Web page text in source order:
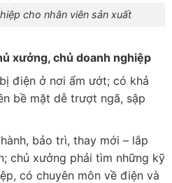
cho nhân viên sản xuất
xưởng, chủ doanh nghiệp
điện ở nơi ẩm ướt; có khả
bề mặt dễ trượt ngã, sập
bảo trì, thay mới – lắp
chủ xưởng phải tìm những kỹ
có chuyên môn về điện và